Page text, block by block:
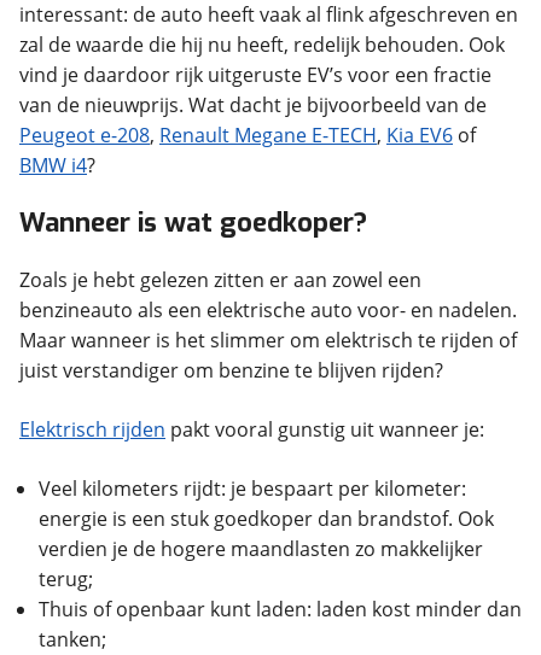
interessant: de auto heeft vaak al flink afgeschreven en
zal de waarde die hij nu heeft, redelijk behouden. Ook
vind je daardoor rijk uitgeruste EV’s voor een fractie
van de nieuwprijs. Wat dacht je bijvoorbeeld van de
Peugeot e-208, Renault Megane E-TECH, Kia EV6 of
BMW i4?
Wanneer is wat goedkoper?
Zoals je hebt gelezen zitten er aan zowel een
benzineauto als een elektrische auto voor- en nadelen.
Maar wanneer is het slimmer om elektrisch te rijden of
juist verstandiger om benzine te blijven rijden?
Elektrisch rijden pakt vooral gunstig uit wanneer je:
Veel kilometers rijdt: je bespaart per kilometer:
energie is een stuk goedkoper dan brandstof. Ook
verdien je de hogere maandlasten zo makkelijker
terug;
Thuis of openbaar kunt laden: laden kost minder dan
tanken;